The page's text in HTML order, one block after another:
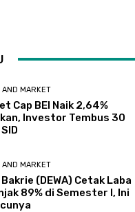
AND MARKET
Cap BEI Naik 2,64%
Investor Tembus 30
AND MARKET
(DEWA) Cetak Laba
89% di Semester I, Ini